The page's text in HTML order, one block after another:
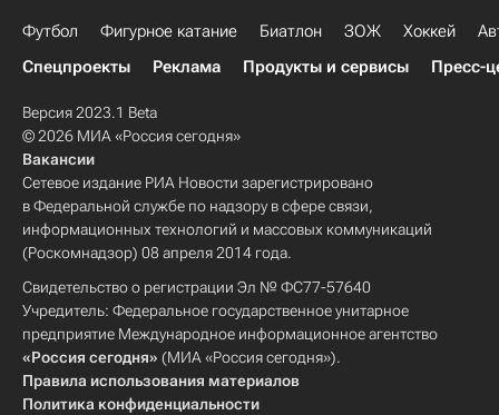
Футбол Фигурное катание Биатлон ЗОЖ Хоккей
Спецпроекты
Реклама Продукты и сервисы Пресс-
Версия 2023.1 Beta
© 2026 МИА «Россия сегодня»
Вакансии
Сетевое издание РИА Новости зарегистрировано
в Федеральной службе по надзору в сфере связи,
информационных технологий и массовых коммуникаций
(Роскомнадзор) 08 апреля 2014 года.
Свидетельство о регистрации Эл № ФС77-57640
Учредитель: Федеральное государственное унитарное
предприятие Международное информационное агентство
«Россия сегодня» (МИА «Россия сегодня»).
Правила использования материалов
Политика конфиденциальности